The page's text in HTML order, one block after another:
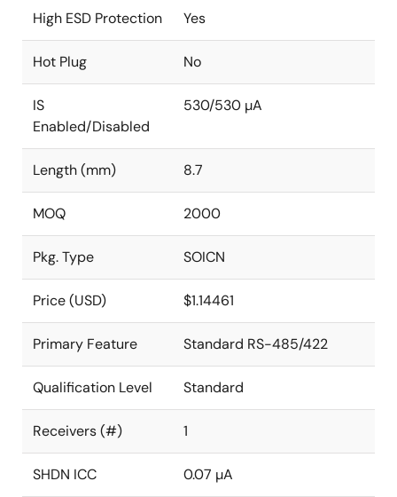
High ESD Protection Yes
Hot Plug No
IS
Enabled/Disabled
530/530 µA
Length (mm) 8.7
MOQ 2000
Pkg. Type SOICN
Price (USD) $1.14461
Primary Feature Standard RS-485/422
Qualification Level Standard
Receivers (#) 1
SHDN ICC 0.07 µA